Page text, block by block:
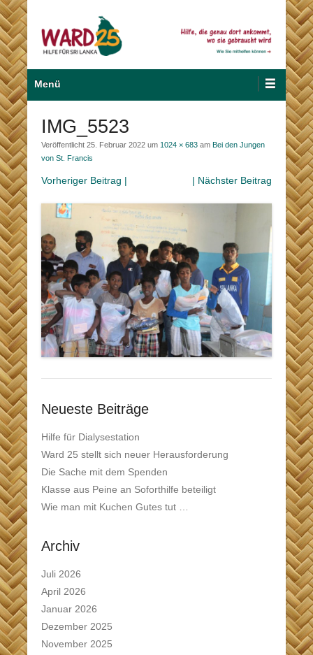
Zum
Inhalt
wechseln
Ward 25
Primäres
Menü
Menü
IMG_5523
Veröffentlicht 25. Februar 2022 um 1024 × 683 am Bei den Jungen
von St. Francis
Vorheriger Beitrag | | Nächster Beitrag
Neueste Beiträge
Hilfe für Dialysestation
Ward 25 stellt sich neuer Herausforderung
Die Sache mit dem Spenden
Klasse aus Peine an Soforthilfe beteiligt
Wie man mit Kuchen Gutes tut …
Archiv
Juli 2026
April 2026
Januar 2026
Dezember 2025
November 2025